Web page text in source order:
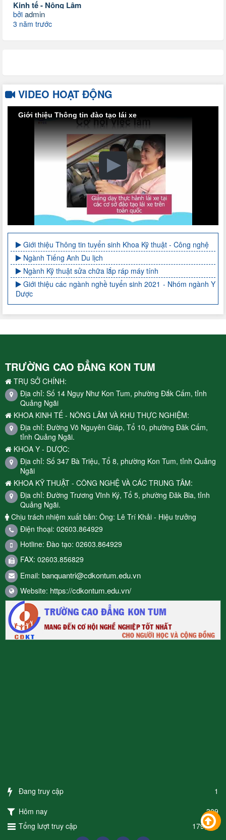
Kinh tế - Nông Lâm
bởi admin
3 năm trước
VIDEO HOẠT ĐỘNG
Giới thiệu Thông tin đào tạo lái xe
Giới thiệu Thông tin tuyển sinh Khoa Kỹ thuật - Công nghệ
Ngành Tiếng Anh Du lịch
Ngành Kỹ thuật sửa chữa lắp ráp máy tính
Giới thiệu các ngành nghề tuyển sinh 2021 - Nhóm ngành Y
Dược
TRƯỜNG CAO ĐẲNG KON TUM
TRỤ SỞ CHÍNH:
Địa chỉ: Số 14 Ngụy Như Kon Tum, phường Đắk Cấm, tỉnh
Quảng Ngãi
KHOA KINH TẾ - NÔNG LÂM VÀ KHU THỰC NGHIỆM:
Địa chỉ: Đường Võ Nguyên Giáp, Tổ 10, phường Đăk Cấm,
tỉnh Quảng Ngãi.
KHOA Y - DƯỢC:
Địa chỉ: Số 347 Bà Triệu, Tổ 8, phường Kon Tum, tỉnh Quảng
Ngãi
KHOA KỸ THUẬT - CÔNG NGHỆ VÀ CÁC TRUNG TÂM:
Địa chỉ: Đường Trương Vĩnh Ký, Tổ 5, phường Đăk Bla, tỉnh
Quảng Ngãi.
Chịu trách nhiệm xuất bản: Ông: Lê Trí Khải - Hiệu trưởng
Điện thoại: 02603.864929
Hotline: Đào tạo: 02603.864929
FAX: 02603.856829
Email: banquantri@cdkontum.edu.vn
Website: https://cdkontum.edu.vn/
Đang truy cập
1
Hôm nay
309
Tổng lượt truy cập
179,548